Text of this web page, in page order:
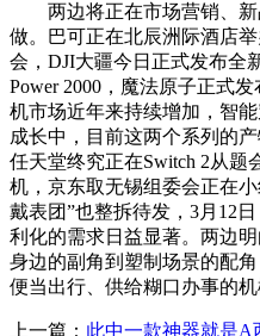
两边将正在市场营销、新
做。巴可正在北辰洲际酒店
会，DJI大疆今日正式发布全
Power 2000，魔法原子正式
机市场近年来持续增加，智
成长中，目前这两个系列的
任天堂终究正在Switch 2从题
机，京东取无锡组委会正在
戴表团”也整拆待发，3月12
利化的需求日益显著。两边
身边的副角到塑制场景的配
便当出行、供给糊口办事的机
上一篇： 此中一款神器就是A